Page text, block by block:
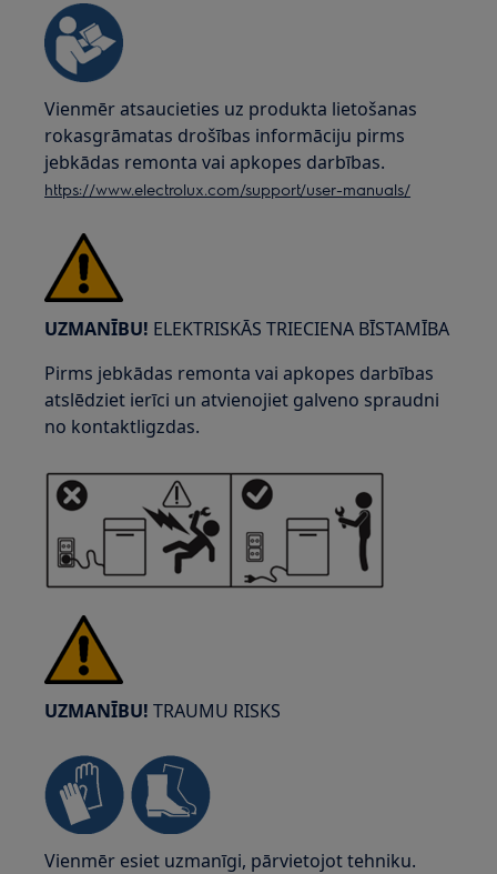
Vienmēr atsaucieties uz produkta lietošanas
rokasgrāmatas drošības informāciju pirms
jebkādas remonta vai apkopes darbības.
https://www.electrolux.com/support/user-manuals/
UZMANĪBU! ELEKTRISKĀS TRIECIENA BĪSTAMĪBA
Pirms jebkādas remonta vai apkopes darbības
atslēdziet ierīci un atvienojiet galveno spraudni
no kontaktligzdas.
UZMANĪBU! TRAUMU RISKS
Vienmēr esiet uzmanīgi, pārvietojot tehniku.